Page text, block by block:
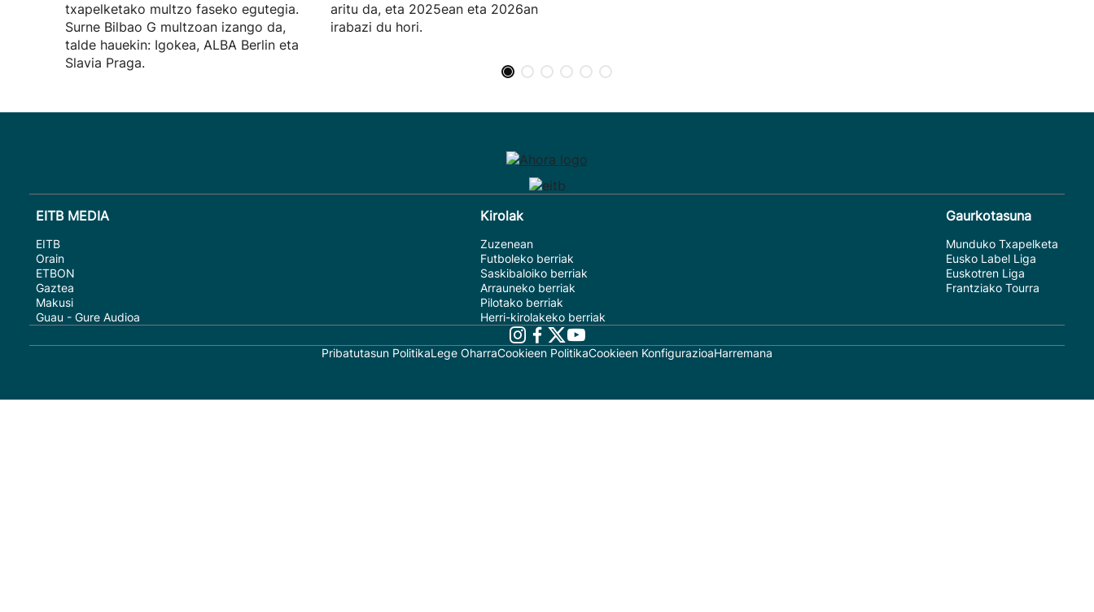
txapelketako multzo faseko egutegia.
Surne Bilbao G multzoan izango da,
talde hauekin: Igokea, ALBA Berlin eta
Slavia Praga.
aritu da, eta 2025ean eta 2026an
irabazi du hori.
EITB MEDIA
EITB
Orain
ETBON
Gaztea
Makusi
Guau - Gure Audioa
Kirolak
Zuzenean
Futboleko berriak
Saskibaloiko berriak
Arrauneko berriak
Pilotako berriak
Herri-kirolakeko berriak
Gaurkotasuna
Munduko Txapelketa
Eusko Label Liga
Euskotren Liga
Frantziako Tourra
Pribatutasun PolitikaLege OharraCookieen PolitikaCookieen KonfigurazioaHarremana